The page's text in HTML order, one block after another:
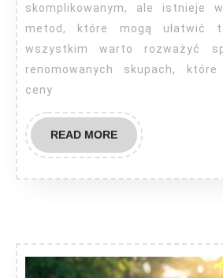
skomplikowanym, ale istnieje
metod, które mogą ułatwić
wszystkim warto rozważyć
renomowanych skupach,
ceny
READ MOREREAD
MORE